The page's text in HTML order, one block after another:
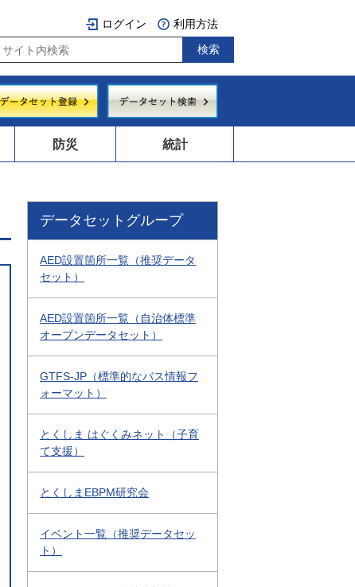
ログイン 利用方法
防災 統計
データセットグループ
AED設置箇所一覧（推奨データ
セット）
AED設置箇所一覧（自治体標準
オープンデータセット）
GTFS-JP（標準的なバス情報フ
ォーマット）
とくしま はぐくみネット（子育
て支援）
とくしまEBPM研究会
イベント一覧（推奨データセッ
ト）